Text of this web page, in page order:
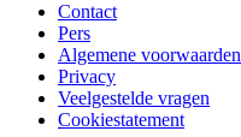
Contact
Pers
Algemene voorwaarden
Privacy
Veelgestelde vragen
Cookiestatement